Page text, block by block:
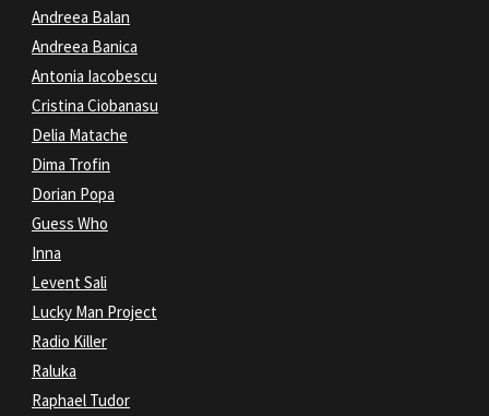
Andreea Balan
Andreea Banica
Antonia Iacobescu
Cristina Ciobanasu
Delia Matache
Dima Trofin
Dorian Popa
Guess Who
Inna
Levent Sali
Lucky Man Project
Radio Killer
Raluka
Raphael Tudor